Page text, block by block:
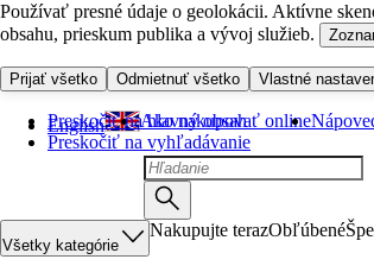
Používať presné údaje o geolokácii. Aktívne
obsahu, prieskum publika a vývoj služieb.
Prijať všetko Odmietnuť všetko Vlastné
Preskočiť na hlavný obsah
Preskočiť na vyhľadávanie
English Ako nakupovať online
Všetky kategórie
Nakupujte terazObľúbené